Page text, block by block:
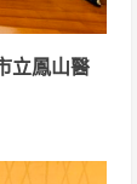
立鳳山醫